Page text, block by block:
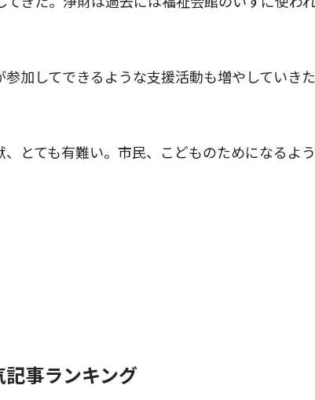
加してできるような支援活動も増やしていき
とても有難い。市民、こどものためになるよ
事ランキング